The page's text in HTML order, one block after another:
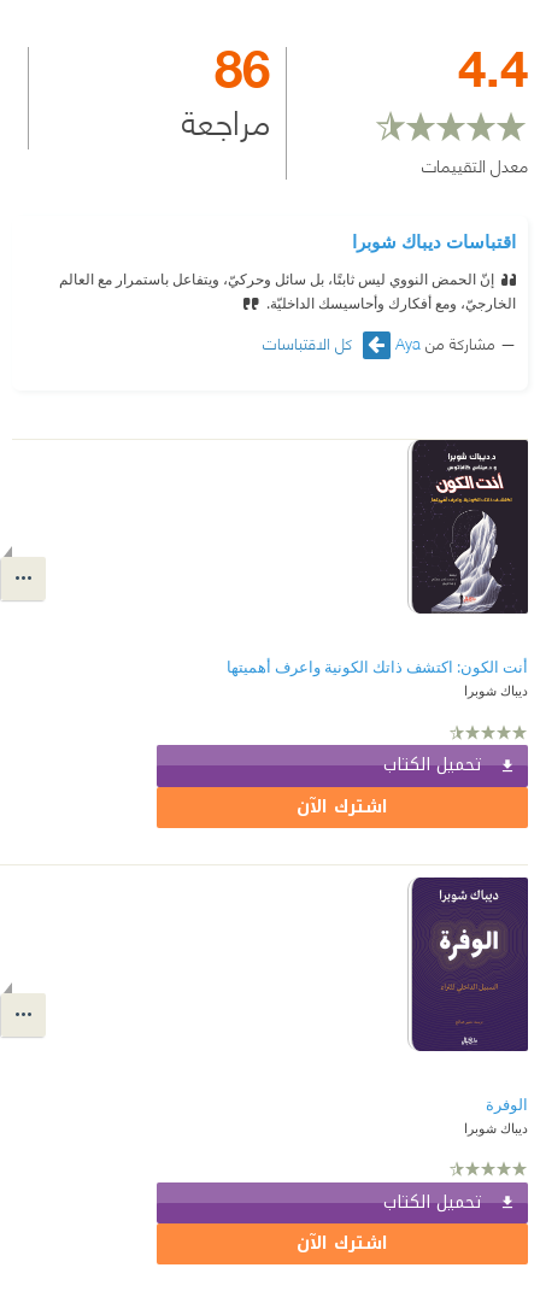
4.4
معدل التقييمات
86
مراجعة
اقتباسات ديباك شوبرا
إنّ الحمض النووي ليس ثابتًا، بل سائل وحركيّ، ويتفاعل باستمرار مع العالم
الخارجيّ، ومع أفكارك وأحاسيسك الداخليّة.
مشاركة منAya كل الاقتباسات
أنت الكون: اكتشف ذاتك الكونية واعرف أهميتها
ديباك شوبرا
تحميل الكتاب
اشترك الآن
الوفرة
ديباك شوبرا
تحميل الكتاب
اشترك الآن